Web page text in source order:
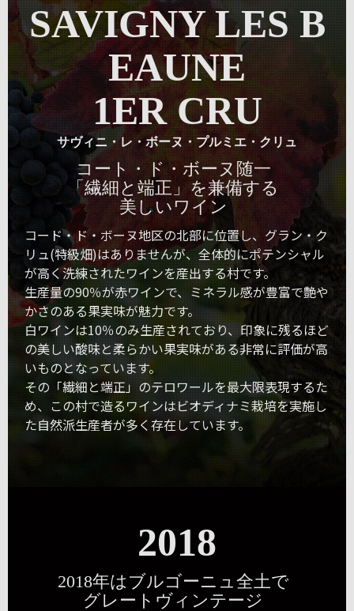
SAVIGNY LES B
EAUNE
1ER CRU
サヴィニ・レ・ボーヌ・プルミエ・クリュ
コート・ド・ボーヌ随一
「繊細と端正」を兼備する
美しいワイン
コード・ド・ボーヌ地区の北部に位置し、グラン・ク
リュ(特級畑)はありませんが、全体的にポテンシャル
が高く洗練されたワインを産出する村です。
生産量の90％が赤ワインで、ミネラル感が豊富で艶や
かさのある果実味が魅力です。
白ワインは10％のみ生産されており、印象に残るほど
の美しい酸味と柔らかい果実味がある非常に評価が高
いものとなっています。
その「繊細と端正」のテロワールを最大限表現するた
め、この村で造るワインはビオディナミ栽培を実施し
た自然派生産者が多く存在しています。
2018
2018年はブルゴーニュ全土で
グレートヴィンテージ